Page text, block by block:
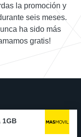
la promoción y
seis meses.
ha sido más
gratis!
1GB